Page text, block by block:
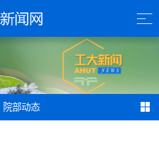
院部动态